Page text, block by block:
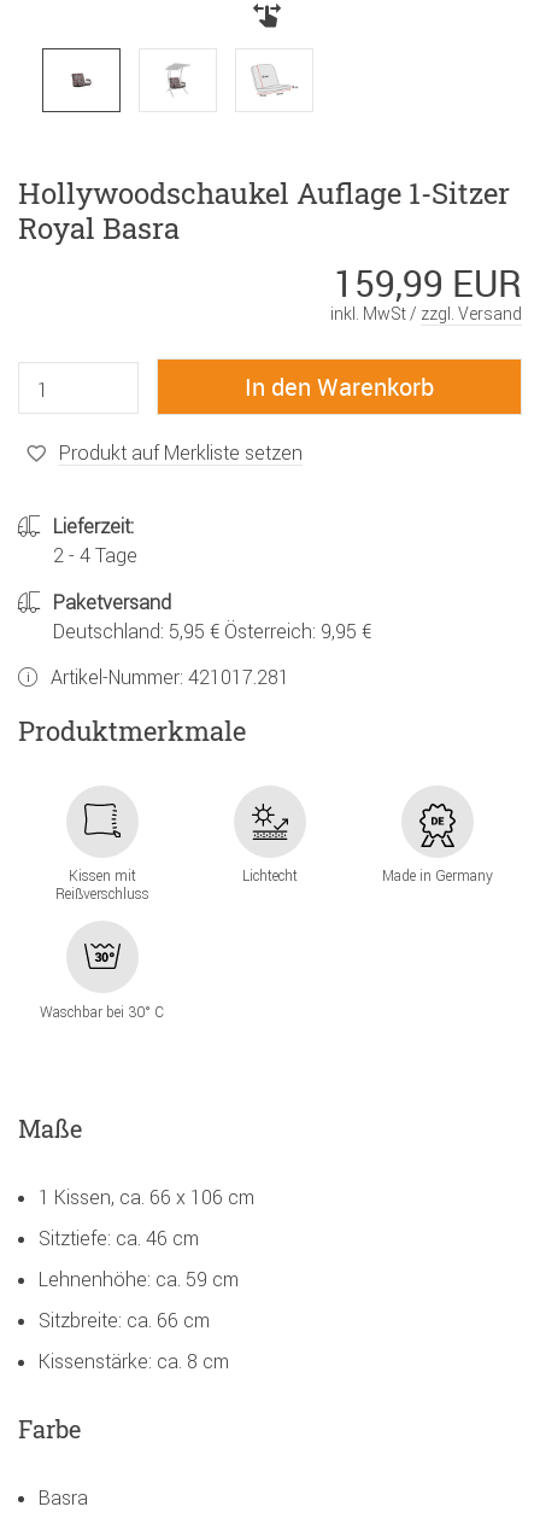
Hollywoodschaukel Auflage 1-Sitzer
Royal Basra
159,99 EUR
inkl. MwSt / zzgl. Versand
Produkt auf Merkliste setzen
Lieferzeit:
2 - 4 Tage
Paketversand
Deutschland: 5,95 € Österreich: 9,95 €
Artikel-Nummer: 421017.281
Produktmerkmale
Kissen mit
Reißverschluss
Lichtecht Made in Germany
Waschbar bei 30° C
Maße
1 Kissen, ca. 66 x 106 cm
Sitztiefe: ca. 46 cm
Lehnenhöhe: ca. 59 cm
Sitzbreite: ca. 66 cm
Kissenstärke: ca. 8 cm
Farbe
Basra